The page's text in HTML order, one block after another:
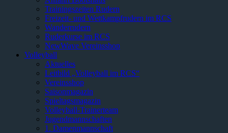
Trainingszeiten Rudern
Freizeit- und Wettkampfrudern im RCS
Wanderrudern
Ruderkurse im RCS
NewWave Vereinsshop
Volleyball
Aktuelles
Leitbild „Volleyball im RCS“
Vereinsshop
Saisonmagazin
Spieltagsmagazin
Volleyball-Trainerteam
Jugendmannschaften
1. Damenmannschaft